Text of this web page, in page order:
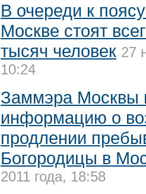
В очереди к
Москве стоят
тысяч человек 27
10:24
Заммэра Москвы
информацию о
продлении
Богородицы в
2011 года, 18:58